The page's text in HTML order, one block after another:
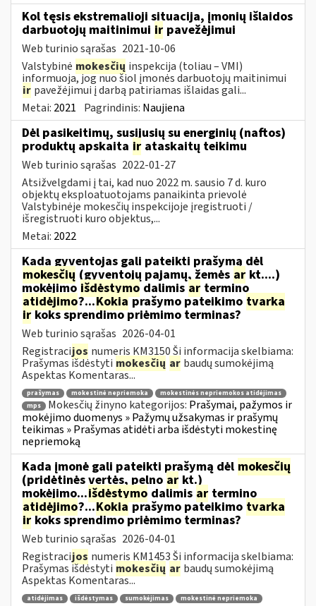
Kol tęsis ekstremalioji situacija, įmonių išlaidos
darbuotojų maitinimui ir pavežėjimui
Web turinio sąrašas 2021-10-06
Valstybinė mokesčių inspekcija (toliau – VMI)
informuoja, jog nuo šiol įmonės darbuotojų maitinimui
ir pavežėjimui į darbą patiriamas išlaidas gali...
Metai: 2021 Pagrindinis: Naujiena
Dėl pasikeitimų, susijusių su energinių (naftos)
produktų apskaita ir ataskaitų teikimu
Web turinio sąrašas 2022-01-27
Atsižvelgdami į tai, kad nuo 2022 m. sausio 7 d. kuro
objektų eksploatuotojams panaikinta prievolė
Valstybinėje mokesčių inspekcijoje įregistruoti /
išregistruoti kuro objektus,...
Metai: 2022
Kada gyventojas gali pateikti prašymą dėl
mokesčių (gyventojų pajamų, žemės ar kt....)
mokėjimo išdėstymo dalimis ar termino
atidėjimo?...Kokiaprašymo pateikimo tvarka
irkoks sprendimo priėmimo terminas?
Web turinio sąrašas 2026-04-01
Registracijos numeris KM3150 Ši informacija skelbiama:
Prašymas išdėstyti mokesčių ar baudų sumokėjimą
Aspektas Komentaras...
prašymas mokestinė nepriemoka
mokestinės nepriemokos atidėjimas
mps
Mokesčių žinyno kategorijos: Prašymai, pažymos ir
mokėjimo duomenys » Pažymų užsakymas ir prašymų
teikimas » Prašymas atidėti arba išdėstyti mokestinę
nepriemoką
Kada įmonė gali pateikti prašymą dėl mokesčių
(pridėtinės vertės, pelno ar kt.)
mokėjimo...išdėstymo dalimis ar termino
atidėjimo?...Kokiaprašymo pateikimo tvarka
irkoks sprendimo priėmimo terminas?
Web turinio sąrašas 2026-04-01
Registracijos numeris KM1453 Ši informacija skelbiama:
Prašymas išdėstyti mokesčių ar baudų sumokėjimą
Aspektas Komentaras...
atidėjimas išdėstymas sumokėjimas
mokestinė nepriemoka